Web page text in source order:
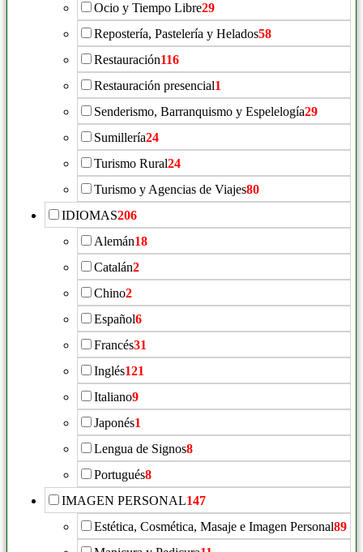
Ocio y Tiempo Libre29
Repostería, Pastelería y Helados58
Restauración116
Restauración presencial1
Senderismo, Barranquismo y Espelelogía29
Sumillería24
Turismo Rural24
Turismo y Agencias de Viajes80
IDIOMAS206
Alemán18
Catalán2
Chino2
Español6
Francés31
Inglés121
Italiano9
Japonés1
Lengua de Signos8
Portugués8
IMAGEN PERSONAL147
Estética, Cosmética, Masaje e Imagen Personal89